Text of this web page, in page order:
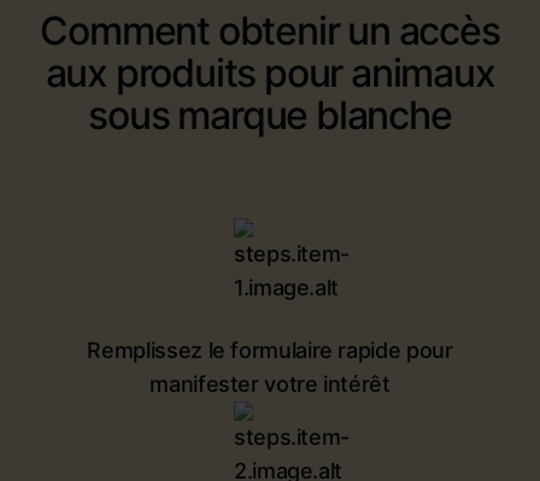
Comment obtenir un accès
aux produits pour animaux
sous marque blanche
Remplissez le formulaire rapide pour
manifester votre intérêt